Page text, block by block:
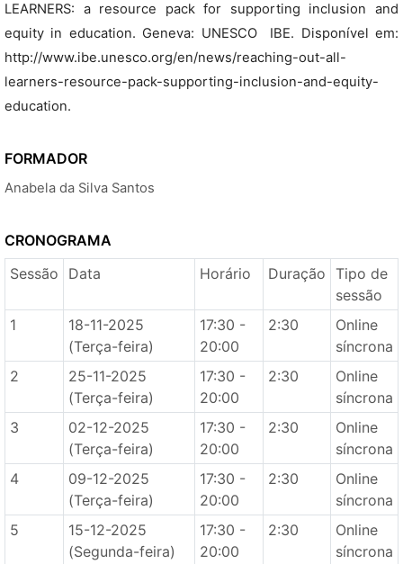
LEARNERS: a resource pack for supporting inclusion and
equity in education. Geneva: UNESCO  IBE. Disponível em:
http://www.ibe.unesco.org/en/news/reaching-out-all-
learners-resource-pack-supporting-inclusion-and-equity-
education.
FORMADOR
Anabela da Silva Santos
CRONOGRAMA
Sessão
Data Horário Duração Tipo de
sessão
1
18-11-2025
(Terça-feira)
17:30 -
20:00
2:30
Online
síncrona
2
25-11-2025
(Terça-feira)
17:30 -
20:00
2:30
Online
síncrona
3
02-12-2025
(Terça-feira)
17:30 -
20:00
2:30
Online
síncrona
4
09-12-2025
(Terça-feira)
17:30 -
20:00
2:30
Online
síncrona
5
15-12-2025
(Segunda-feira)
17:30 -
20:00
2:30
Online
síncrona